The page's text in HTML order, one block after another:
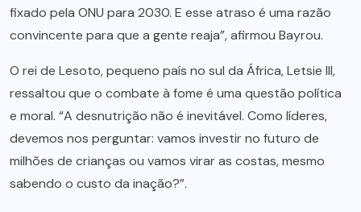
fixado pela ONU para 2030. E esse atraso é uma razão
convincente para que a gente reaja”, afirmou Bayrou.
O rei de Lesoto, pequeno país no sul da África, Letsie III,
ressaltou que o combate à fome é uma questão política
e moral. “A desnutrição não é inevitável. Como líderes,
devemos nos perguntar: vamos investir no futuro de
milhões de crianças ou vamos virar as costas, mesmo
sabendo o custo da inação?”.